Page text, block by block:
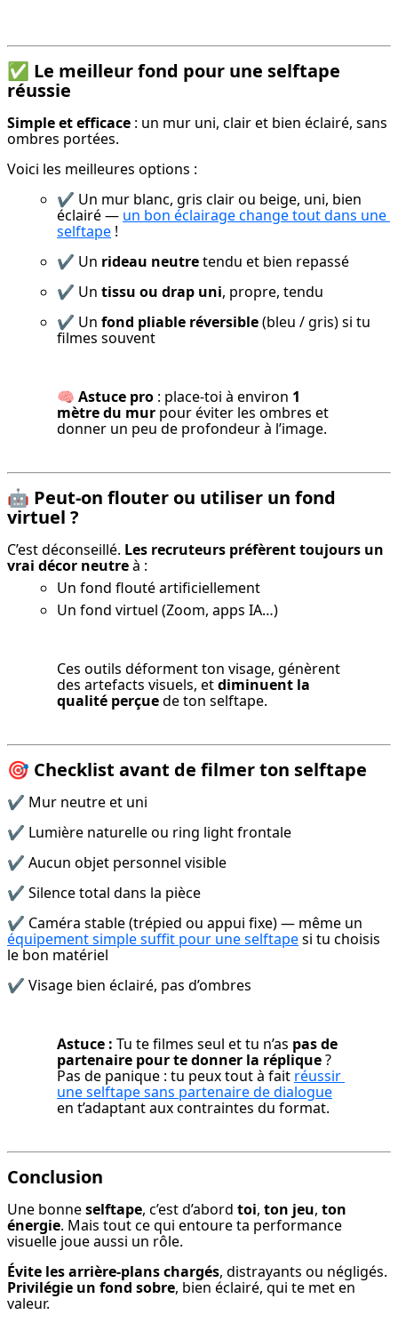
✅ Le meilleur fond pour une selftape
réussie
Simple et efficace : un mur uni, clair et bien éclairé, sans
ombres portées.
Voici les meilleures options :
✔️ Un mur blanc, gris clair ou beige, uni, bien
éclairé — un bon éclairage change tout dans une
selftape !
✔️ Un rideau neutre tendu et bien repassé
✔️ Un tissu ou drap uni, propre, tendu
✔️ Un fond pliable réversible (bleu / gris) si tu
filmes souvent
🧠 Astuce pro : place-toi à environ 1
mètre du mur pour éviter les ombres et
donner un peu de profondeur à l’image.
🤖 Peut-on flouter ou utiliser un fond
virtuel ?
C’est déconseillé. Les recruteurs préfèrent toujours un
vrai décor neutre à :
Un fond flouté artificiellement
Un fond virtuel (Zoom, apps IA…)
Ces outils déforment ton visage, génèrent
des artefacts visuels, et diminuent la
qualité perçue de ton selftape.
🎯 Checklist avant de filmer ton selftape
✔️ Mur neutre et uni
✔️ Lumière naturelle ou ring light frontale
✔️ Aucun objet personnel visible
✔️ Silence total dans la pièce
équipement simple suffit pour une selftape si tu choisis
le bon matériel
✔️ Visage bien éclairé, pas d’ombres
Astuce : Tu te filmes seul et tu n’as pas de
partenaire pour te donner la réplique ?
Pas de panique : tu peux tout à fait réussir
une selftape sans partenaire de dialogue
en t’adaptant aux contraintes du format.
Conclusion
Une bonne selftape, c’est d’abord toi, ton jeu, ton
énergie. Mais tout ce qui entoure ta performance
visuelle joue aussi un rôle.
Évite les arrière-plans chargés
Privilégie un fond sobre, bien éclairé, qui te met en
valeur.